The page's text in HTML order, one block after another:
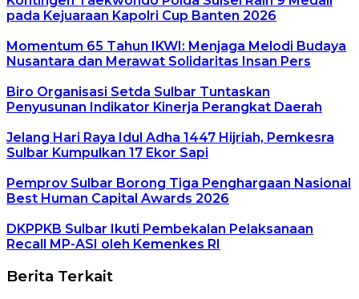
pada Kejuaraan Kapolri Cup Banten 2026
Momentum 65 Tahun IKWI: Menjaga Melodi Budaya
Nusantara dan Merawat Solidaritas Insan Pers
Biro Organisasi Setda Sulbar Tuntaskan
Penyusunan Indikator Kinerja Perangkat Daerah
Jelang Hari Raya Idul Adha 1447 Hijriah, Pemkesra
Sulbar Kumpulkan 17 Ekor Sapi
Pemprov Sulbar Borong Tiga Penghargaan Nasional
Best Human Capital Awards 2026
DKPPKB Sulbar Ikuti Pembekalan Pelaksanaan
Recall MP-ASI oleh Kemenkes RI
Berita Terkait